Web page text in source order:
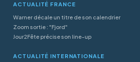
ACTUALITÉ FRANCE
Warner décale un titre de son calendrier
Zoom sortie : "Fjord"
Jour2Fête précise son line-up
ACTUALITÉ INTERNATIONALE